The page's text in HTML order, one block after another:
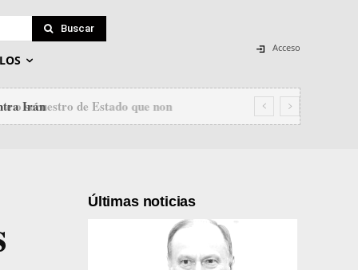
Buscar
Acceso
Irán
Últimas noticias